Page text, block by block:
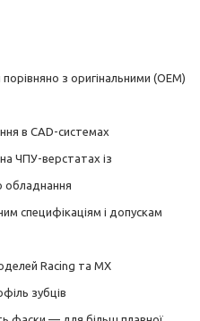
з оригінальними (OEM)
в CAD-системах
ЧПУ-верстатах із
обладнання
специфікаціям і допускам
Racing та MX
зубців